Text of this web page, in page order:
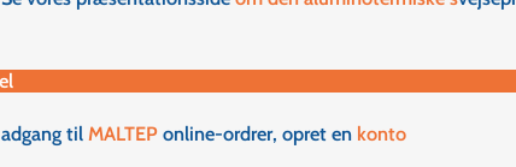
adgang tilMALTEP online-ordrer, opret en konto